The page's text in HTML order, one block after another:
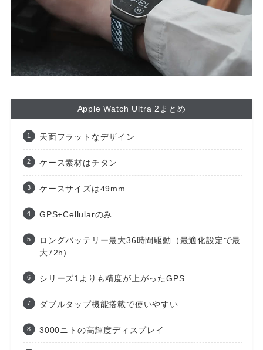
Apple Watch Ultra 2まとめ
天面フラットなデザイン
ケース素材はチタン
ケースサイズは49mm
GPS+Cellularのみ
ロングバッテリー最大36時間駆動（最適化設定で最
大72h)
シリーズ1よりも精度が上がったGPS
ダブルタップ機能搭載で使いやすい
3000ニトの高輝度ディスプレイ